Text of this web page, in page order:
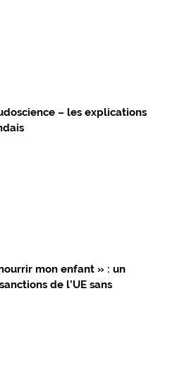
– les explications
mon enfant » : un
de l’UE sans